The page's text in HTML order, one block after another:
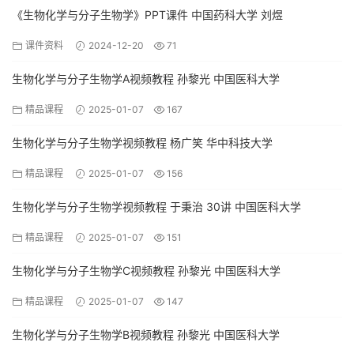
《生物化学与分子生物学》PPT课件 中国药科大学 刘煜
课件资料 2024-12-20 71
生物化学与分子生物学A视频教程 孙黎光 中国医科大学
精品课程 2025-01-07 167
生物化学与分子生物学视频教程 杨广笑 华中科技大学
精品课程 2025-01-07 156
生物化学与分子生物学视频教程 于秉治 30讲 中国医科大学
精品课程 2025-01-07 151
生物化学与分子生物学C视频教程 孙黎光 中国医科大学
精品课程 2025-01-07 147
生物化学与分子生物学B视频教程 孙黎光 中国医科大学